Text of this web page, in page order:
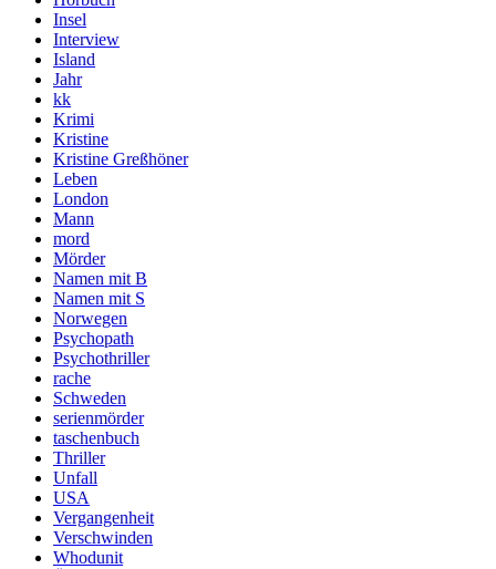
Insel
Interview
Island
Jahr
kk
Krimi
Kristine
Kristine Greßhöner
Leben
London
Mann
mord
Mörder
Namen mit B
Namen mit S
Norwegen
Psychopath
Psychothriller
rache
Schweden
serienmörder
taschenbuch
Thriller
Unfall
USA
Vergangenheit
Verschwinden
Whodunit